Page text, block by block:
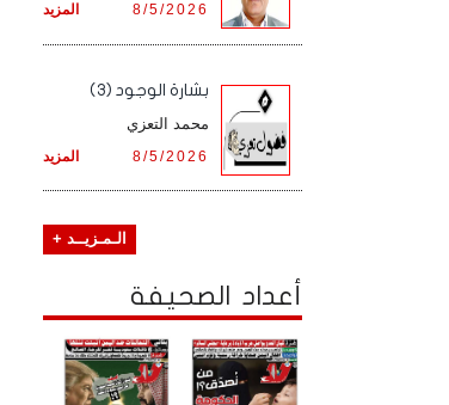
المزيد 8/5/2026
بشارة الوجود (3)
محمد التعزي
المزيد 8/5/2026
الـمـزيــد +
أعداد الصحيفة